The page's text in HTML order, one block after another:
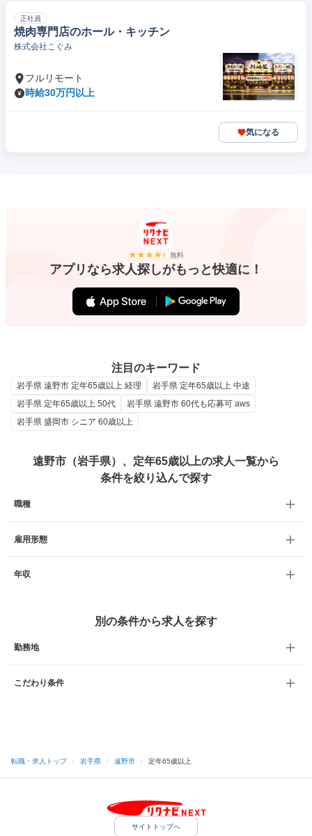
正社員
焼肉専門店のホール・キッチン
株式会社こぐみ
フルリモート
時給30万円以上
気になる
無料
アプリなら求人探しがもっと快適に！
注目のキーワード
岩手県 遠野市 定年65歳以上 経理
岩手県 定年65歳以上 中途
岩手県 定年65歳以上 50代
岩手県 遠野市 60代も応募可 aws
岩手県 盛岡市 シニア 60歳以上
遠野市（岩手県）、定年65歳以上の求人一覧から
条件を絞り込んで探す
職種
雇用形態
年収
別の条件から求人を探す
勤務地
こだわり条件
転職・求人トップ / 岩手県 / 遠野市 / 定年65歳以上
サイトトップへ